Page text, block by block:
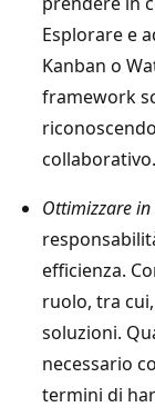
Esplorare e
Kanban o
framework
collaborativo.
Ottimizzare
efficienza.
ruolo, tra
soluzioni.
necessario
termini di